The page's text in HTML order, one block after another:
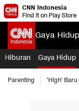
CNN Indonesia
Find it on Play Store
Gaya Hidup
Hiburan Gaya Hidup
Parenting 'High' Baru